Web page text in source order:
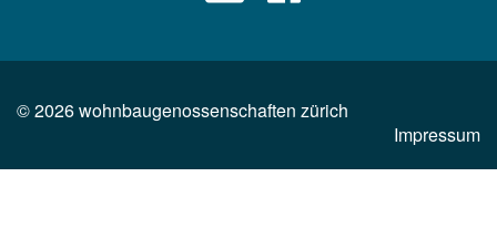
©2026wohnbaugenossenschaften zürich
Impressum